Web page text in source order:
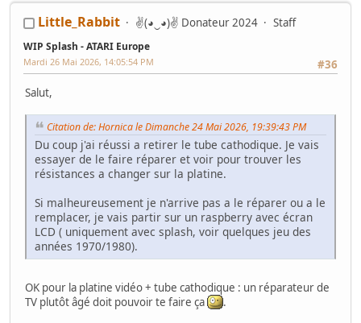
Little_Rabbit ✌(◕‿◕)✌ Donateur 2024 Staff
WIP Splash - ATARI Europe
#36
Mardi 26 Mai 2026, 14:05:54 PM
Salut,
Citation de: Hornica le Dimanche 24 Mai 2026, 19:39:43 PM
Du coup j'ai réussi a retirer le tube cathodique. Je vais
essayer de le faire réparer et voir pour trouver les
résistances a changer sur la platine.
Si malheureusement je n'arrive pas a le réparer ou a le
remplacer, je vais partir sur un raspberry avec écran
LCD ( uniquement avec splash, voir quelques jeu des
années 1970/1980).
OK pour la platine vidéo + tube cathodique : un réparateur de
TV plutôt âgé doit pouvoir te faire ça
.